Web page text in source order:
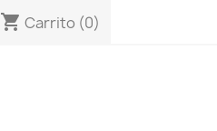
shopping_cart Carrito (0)